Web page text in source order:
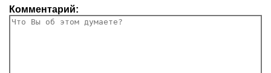
Комментарий: